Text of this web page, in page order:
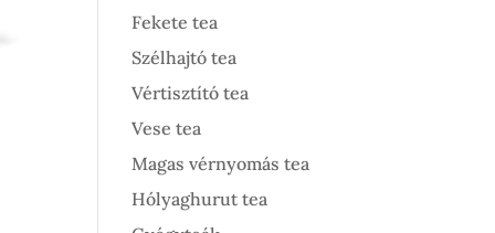
Fekete tea
Szélhajtó tea
Vértisztító tea
Vese tea
Magas vérnyomás tea
Hólyaghurut tea